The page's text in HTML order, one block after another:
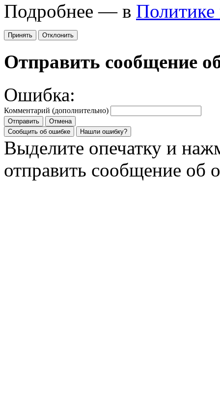
Подробнее — в Политике
Принять Отклонить
Отправить сообщение
Ошибка:
Комментарий (дополнительно)
Отправить
Отмена
Сообщить об ошибке
Нашли ошибку?
Выделите опечатку и
отправить сообщение об